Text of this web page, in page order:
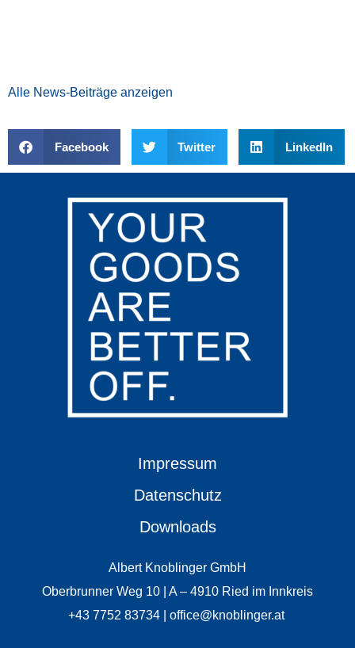
Alle News-Beiträge anzeigen
Facebook Twitter LinkedIn
Impressum
Datenschutz
Downloads
Albert Knoblinger GmbH
Oberbrunner Weg 10 | A – 4910 Ried im Innkreis
+43 7752 83734 | office@knoblinger.at